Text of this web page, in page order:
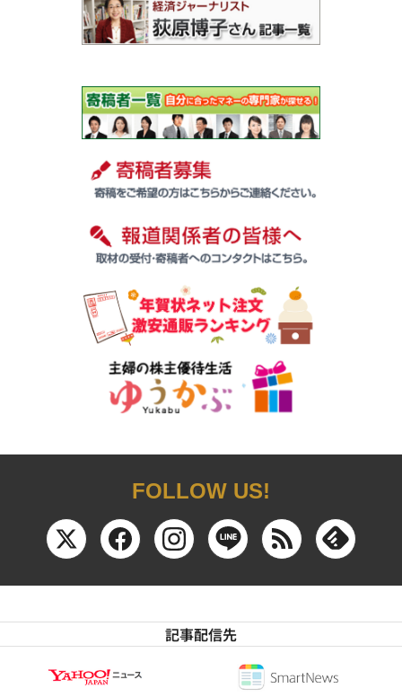
FOLLOW US!
記事配信先